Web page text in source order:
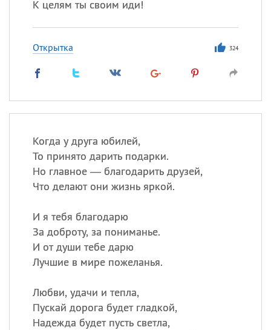
К целям ты своим иди!
Открытка 324
Когда у друга юбилей,
То принято дарить подарки.
Но главное — благодарить друзей,
Что делают они жизнь яркой.
И я тебя благодарю
За доброту, за пониманье.
И от души тебе дарю
Лучшие в мире пожеланья.
Любви, удачи и тепла,
Пускай дорога будет гладкой,
Надежда будет пусть светла,